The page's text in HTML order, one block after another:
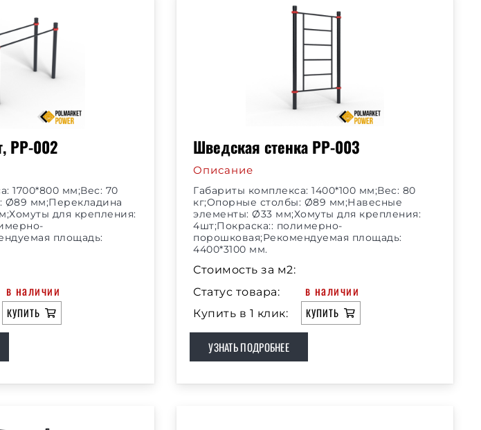
РР-002
1700*800 мм;Вес: 70
Ø89 мм;Перекладина
для крепления:
площадь:
в наличии
КУПИТЬ
Шведская стенка РР-003
Описание
Габариты комплекса: 1400*100 мм;Вес: 80
кг;Опорные столбы: Ø89 мм;Навесные
элементы: Ø33 мм;Хомуты для крепления:
4шт;Покраска:: полимерно-
порошковая;Рекомендуемая площадь:
4400*3100 мм.
Стоимость за м2:
Статус товара:
в наличии
Купить в 1 клик: КУПИТЬ
УЗНАТЬ ПОДРОБНЕЕ